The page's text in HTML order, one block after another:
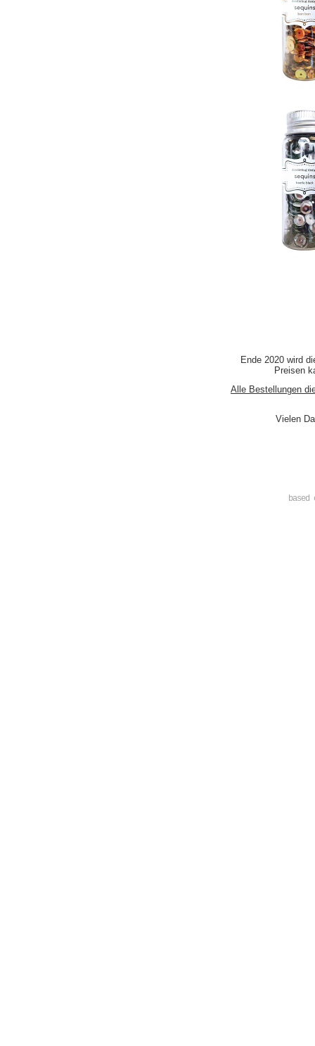
Ende 2020 wird
Preisen
Alle Bestellungen
Vielen